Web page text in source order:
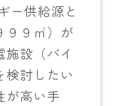
ー供給源と
９９㎡）が
設（バイ
検討したい
が高い手